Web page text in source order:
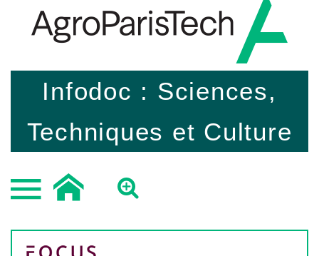
Infodoc : Sciences,
Techniques et Culture